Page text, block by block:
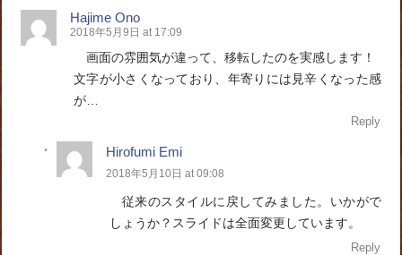
Hajime Ono
2018年5月9日 at 17:09
画面の雰囲気が違って、移転したのを実感します！
文字が小さくなっており、年寄りには見辛くなった感
が…
Reply
Hirofumi Emi
2018年5月10日 at 09:08
従来のスタイルに戻してみました。いかがで
しょうか？スライドは全面変更しています。
Reply